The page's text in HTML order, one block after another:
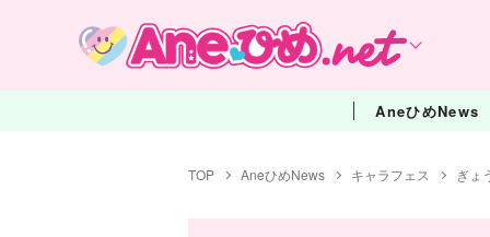
AneひめNews
TOP AneひめNews キャラフェス ぎょ